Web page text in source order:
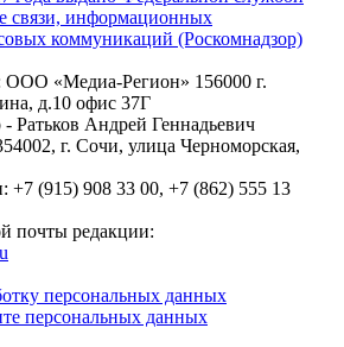
связи, информационных
коммуникаций (Роскомнадзор)
«Медиа-Регион» 156000 г.
д.10 офис 37Г
Ратьков Андрей Геннадьевич
г. Сочи, улица Черноморская,
+7 (915) 908 33 00, +7 (862) 555 13
почты редакции:
персональных данных
персональных данных